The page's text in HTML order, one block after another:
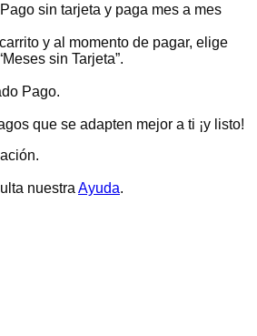
sin tarjeta y paga mes a mes
y al momento de pagar, elige
sin Tarjeta”.
Pago.
que se adapten mejor a ti ¡y listo!
nuestra Ayuda.